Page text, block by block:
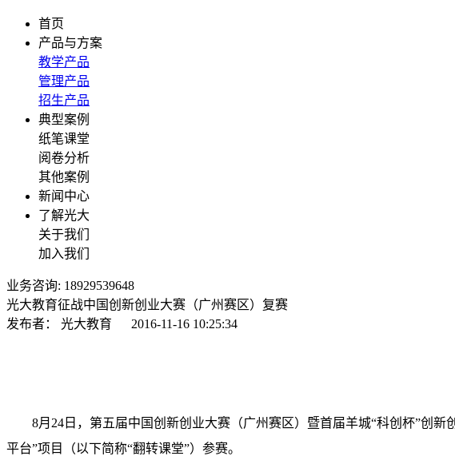
首页
产品与方案
教学产品
管理产品
招生产品
典型案例
纸笔课堂
阅卷分析
其他案例
新闻中心
了解光大
关于我们
加入我们
业务咨询: 18929539648
光大教育征战中国创新创业大赛（广州赛区）复赛
发布者：
光大教育 2016-11-16 10:25:34
8月 24 日，第五届中国创新创业大赛（广州赛区）暨首届羊城“科创杯”创
平台”项目（以下简称“翻转课堂”）参赛。